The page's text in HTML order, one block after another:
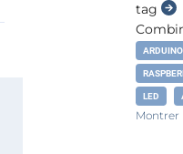
tag
ARDUINO
LED
Montrer